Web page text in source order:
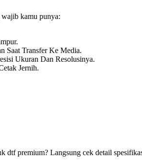
wajib kamu punya:
Saat Transfer Ke Media.
Ukuran Dan Resolusinya.
Jernih.
dtf premium? Langsung cek detail